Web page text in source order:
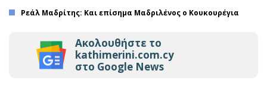
Ρεάλ Μαδρίτης: Και επίσημα Μαδριλένος ο Κουκουρέγια
Ακολουθήστε το
kathimerini.com.cy
στο Google News